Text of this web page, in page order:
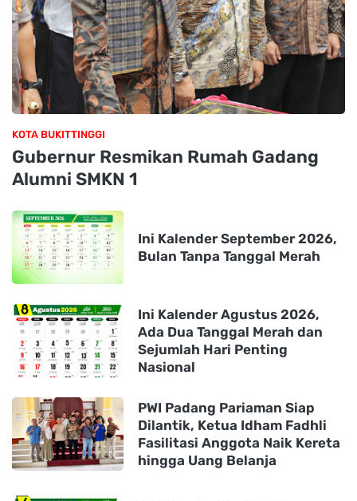
KOTA BUKITTINGGI
Gubernur Resmikan Rumah Gadang
Alumni SMKN 1
Ini Kalender September 2026,
Bulan Tanpa Tanggal Merah
Ini Kalender Agustus 2026,
Ada Dua Tanggal Merah dan
Sejumlah Hari Penting
Nasional
PWI Padang Pariaman Siap
Dilantik, Ketua Idham Fadhli
Fasilitasi Anggota Naik Kereta
hingga Uang Belanja